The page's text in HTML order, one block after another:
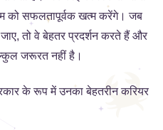
को सफलतापूर्वक खत्म करेंगे। जब
तो वे बेहतर प्रदर्शन करते हैं और
जरूरत नहीं है।
के रूप में उनका बेहतरीन करियर